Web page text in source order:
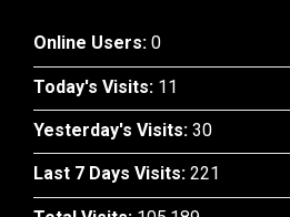
Online Users: 0
Today's Visits: 11
Yesterday's Visits: 30
Last 7 Days Visits: 221